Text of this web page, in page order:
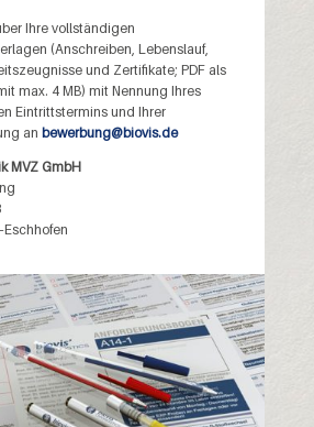
Ihre vollständigen
(Anschreiben, Lebenslauf,
und Zertifikate; PDF als
max. 4 MB) mit Nennung Ihres
Eintrittstermins und Ihrer
an bewerbung@biovis.de
MVZ GmbH
Eschhofen